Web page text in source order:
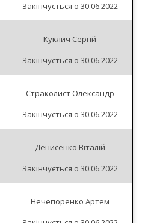
Закінчується о 30.06.2022
Куклич Сергій
Закінчується о 30.06.2022
Страколист Олександр
Закінчується о 30.06.2022
Денисенко Віталій
Закінчується о 30.06.2022
Нечепоренко Артем